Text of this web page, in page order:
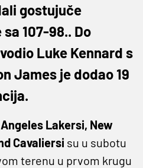
gostujuče
107-98.. Do
Luke Kennard s
James je dodao 19
Lakersi, New
Cavaliersi su u subotu
terenu u prvom krugu